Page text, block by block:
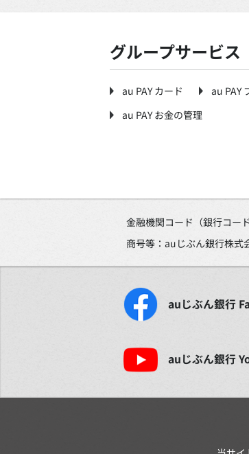
グループサービス
au PAY カード au PAY
au PAY お金の管理
金融機関コード（銀行コー
商号等：auじぶん銀行株式
auじぶん銀行
auじぶん銀行